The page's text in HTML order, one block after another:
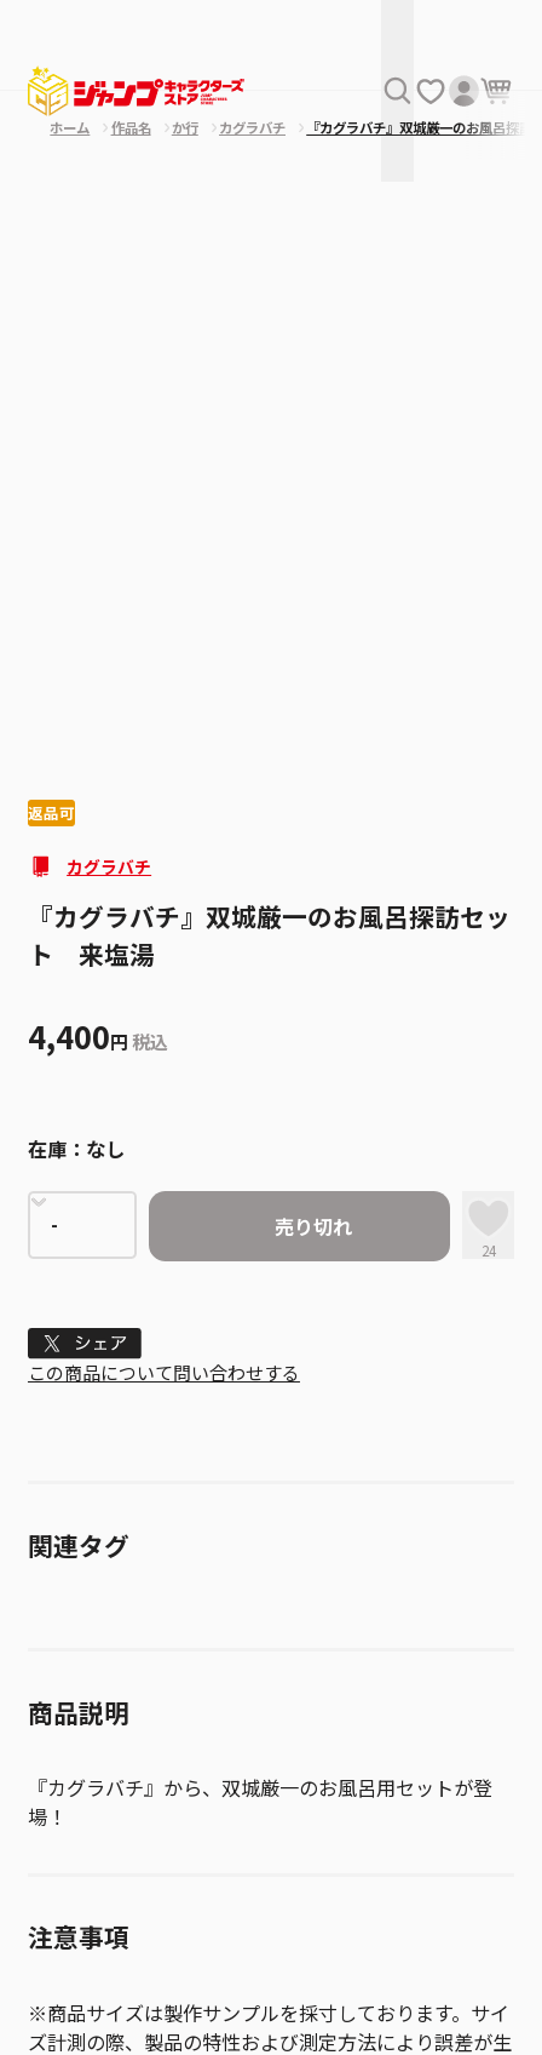
ホーム 作品名 か行 カグラバチ 『カグラバチ』双城厳一のお風呂探
返品可
カグラバチ
『カグラバチ』双城厳一のお風呂探訪セッ
ト 来塩湯
4,400円 税込
在庫： なし
売り切れ
24
Tweet
この商品について問い合わせする
関連タグ
商品説明
『カグラバチ』から、双城厳一のお風呂用セットが登
場！
注意事項
※商品サイズは製作サンプルを採寸しております。サイ
ズ計測の際、製品の特性および測定方法により誤差が生